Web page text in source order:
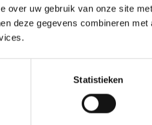
over uw gebruik van onze site
deze gegevens combineren
Statistieken